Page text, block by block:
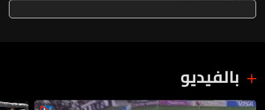
بالفيديو